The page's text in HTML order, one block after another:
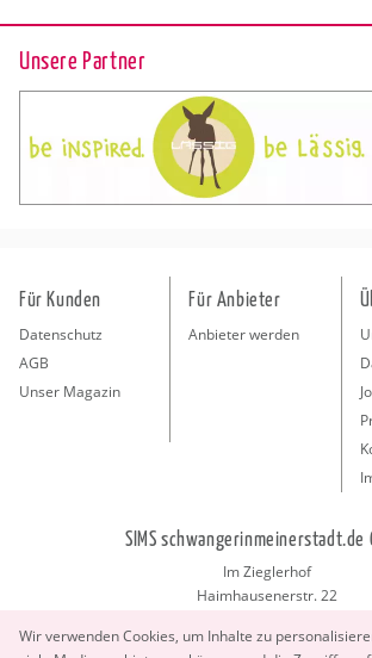
Unsere Partner
Wir ver­wen­den Coo­kies, um In­hal­te zu
Für Kunden
Datenschutz
AGB
Unser Magazin
Für Anbieter
Anbieter werden
SIMS schwangerinmeinerstadt.de
Im Zieglerhof
Haimhausenerstr. 22